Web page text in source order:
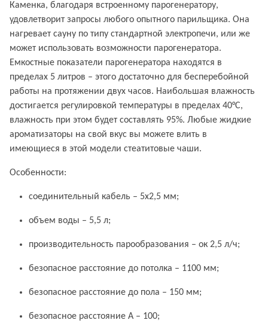
Каменка, благодаря встроенному парогенератору,
удовлетворит запросы любого опытного парильщика. Она
нагревает сауну по типу стандартной электропечи, или же
может использовать возможности парогенератора.
Емкостные показатели парогенератора находятся в
пределах 5 литров – этого достаточно для бесперебойной
работы на протяжении двух часов. Наибольшая влажность
достигается регулировкой температуры в пределах 40°С,
влажность при этом будет составлять 95%. Любые жидкие
ароматизаторы на свой вкус вы можете влить в
имеющиеся в этой модели стеатитовые чаши.
Особенности:
соединительный кабель – 5x2,5 мм;
объем воды – 5,5 л;
производительность парообразования – ок 2,5 л/ч;
безопасное расстояние до потолка – 1100 мм;
безопасное расстояние до пола – 150 мм;
безопасное расстояние A – 100;